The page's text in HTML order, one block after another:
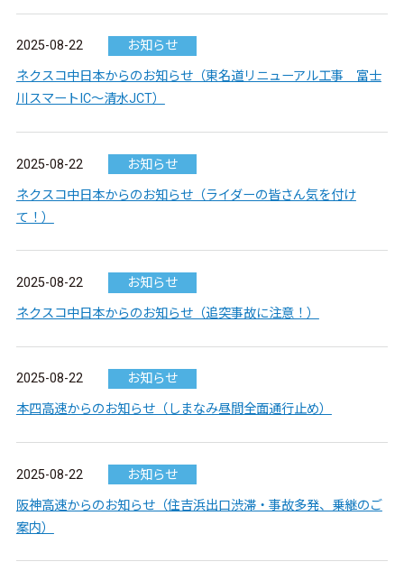
2025-08-22 お知らせ
ネクスコ中日本からのお知らせ（東名道リニューアル工事 富士
川スマートIC～清水JCT）
2025-08-22 お知らせ
ネクスコ中日本からのお知らせ（ライダーの皆さん気を付け
て！）
2025-08-22 お知らせ
ネクスコ中日本からのお知らせ（追突事故に注意！）
2025-08-22 お知らせ
本四高速からのお知らせ（しまなみ昼間全面通行止め）
2025-08-22 お知らせ
阪神高速からのお知らせ（住吉浜出口渋滞・事故多発、乗継のご
案内）